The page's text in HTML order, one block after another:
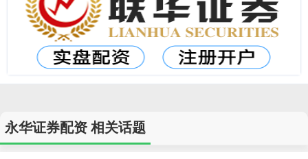
永华证券配资 相关话题